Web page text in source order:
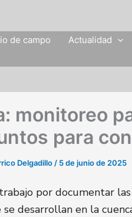
de campo Actualidad
monitoreo
para
Delgadillo / 5 de junio de 2025
por documentar las
desarrollan en la